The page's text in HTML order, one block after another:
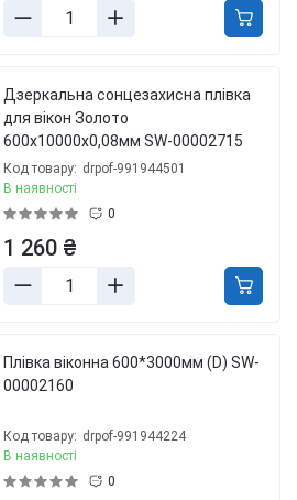
Дзеркальна сонцезахисна плівка
для вікон Золото
600х10000х0,08мм SW-00002715
Код товару: drpof-991944501
В наявності
0
1 260 ₴
Плівка віконна 600*3000мм (D) SW-
00002160
Код товару: drpof-991944224
В наявності
0